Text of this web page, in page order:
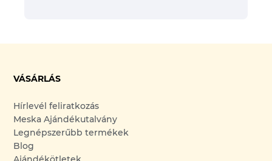
VÁSÁRLÁS
Hírlevél feliratkozás
Meska Ajándékutalvány
Legnépszerűbb termékek
Blog